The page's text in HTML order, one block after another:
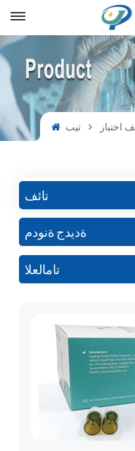
تيب
تائف
ةديدج ةنودم
تامالعلا